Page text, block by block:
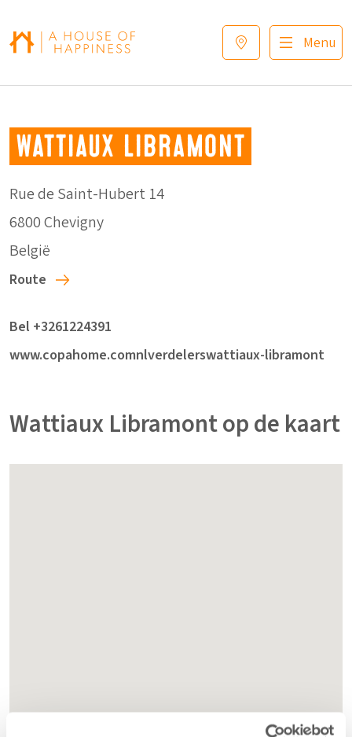
Menu
Wattiaux Libramont
Rue de Saint-Hubert 14
6800 Chevigny
België
Route
Bel +3261224391
www.copahome.comnlverdelerswattiaux-libramont
Wattiaux Libramont op de kaart